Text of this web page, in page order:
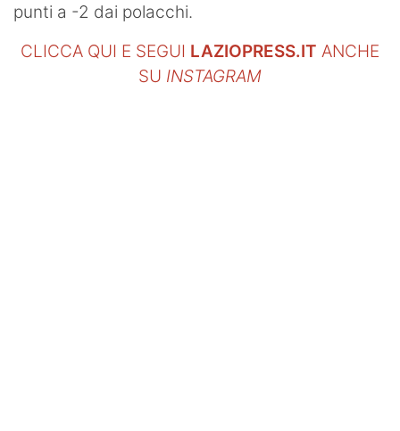
punti a -2 dai polacchi.
CLICCA QUI E SEGUI LAZIOPRESS.IT ANCHE
SU INSTAGRAM